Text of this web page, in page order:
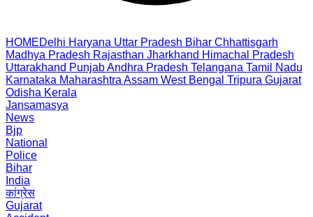
HOMEDelhi Haryana Uttar Pradesh Bihar Chhattisgarh
Madhya Pradesh Rajasthan Jharkhand Himachal Pradesh
Uttarakhand PunjabAndhra Pradesh Telangana Tamil Nadu
Karnataka Maharashtra Assam West Bengal Tripura Gujarat
Odisha Kerala
Jansamasya
News
Bjp
National
Police
Bihar
India
कांग्रेस
Gujarat